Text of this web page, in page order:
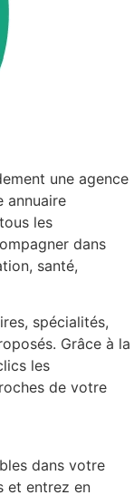
une agence
annuaire
les
dans
santé,
spécialités,
Grâce à la
les
de votre
dans votre
et entrez en